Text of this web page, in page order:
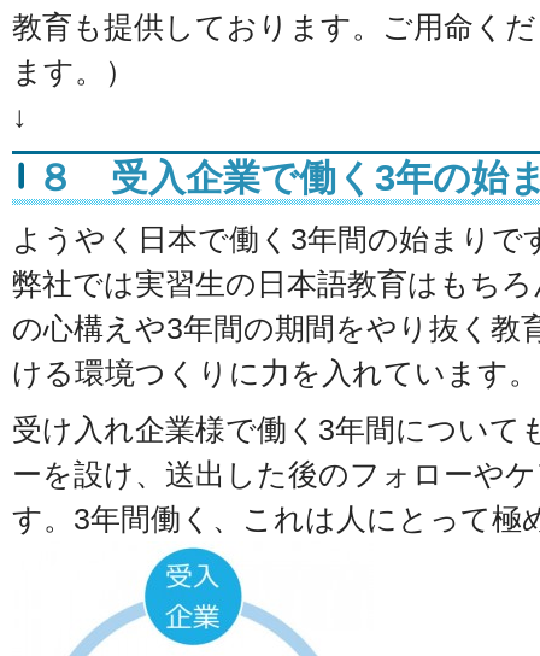
教育も提供しております。ご用命く
ます。）
↓
８ 受入企業で働く3年の始
ようやく日本で働く3年間の始まりで
弊社では実習生の日本語教育はもち
の心構えや3年間の期間をやり抜く教
ける環境つくりに力を入れています。
受け入れ企業様で働く3年間について
ーを設け、送出した後のフォローや
す。3年間働く、これは人にとって極